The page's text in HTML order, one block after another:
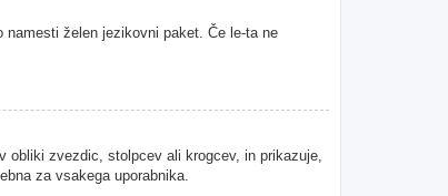
želen jezikovni paket. Če le-ta ne
obliki zvezdic, stolpcev ali krogcev, in prikazuje,
za vsakega uporabnika.